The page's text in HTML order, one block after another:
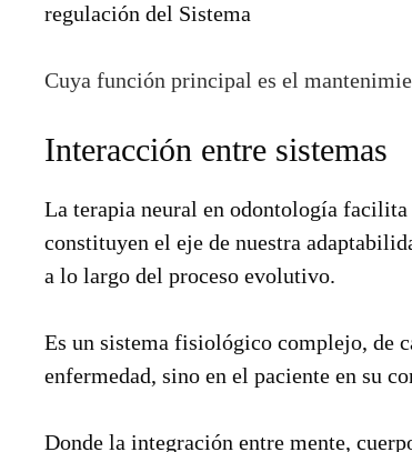
regulación del Sistema
Cuya función principal es el
Interacción entre sistemas
La terapia neural en odontología
constituyen el eje de nuestra
a lo largo del proceso evolutivo.
Es un sistema fisiológico complejo, de
enfermedad, sino en el paciente en su
Donde la integración entre mente,